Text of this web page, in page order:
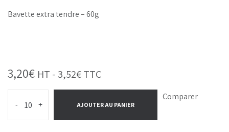
Bavette extra tendre – 60g
3,20€ HT -3,52€TTC
- + AJOUTER AU PANIER
Comparer